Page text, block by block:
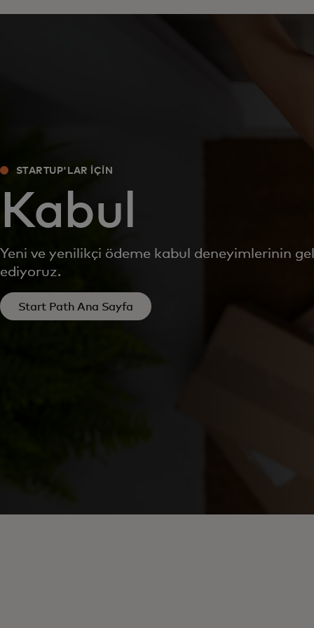
STARTUP'LAR İÇİN
Kabul
Yeni ve yenilikçi ödeme kabul deneyimlerinin
ediyoruz.
Start Path Ana Sayfa